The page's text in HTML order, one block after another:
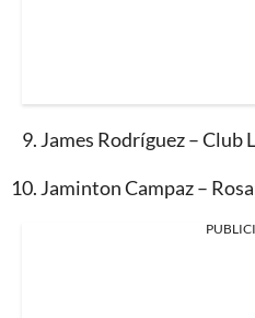
9.⁠ ⁠James Rodríguez – Club
10.⁠ ⁠Jaminton Campaz –